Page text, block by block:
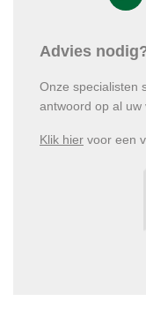
Advies
Onze specialisten
antwoord op al uw
Klik hier voor een